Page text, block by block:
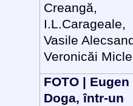
Creangă,
I.L.Carageale,
Vasile
Veronicăi
FOTO | Eugen
Doga, într-un